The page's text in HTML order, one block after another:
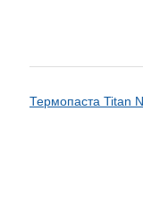
Термопаста Titan